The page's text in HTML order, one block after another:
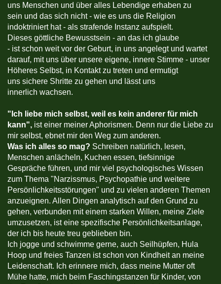
uns Menschen und über alles Lebendige erhaben zu
sein und das sich nicht - wie es uns die Religion
indoktriniert hat - als strafende Instanz aufspielt.
Dieses göttliche Bewusstsein - an das ich glaube
- ist schon weit vor der Geburt, in uns angelegt und wartet
darauf, mit uns über unsere eigene, innere Stimme - unser
Höheres Selbst, in Kontakt zu treten und ermutigt
uns sichere Shritte zu gehen und lässt uns
innerlich wachsen.
" Ich liebe mich selbst, weil es kein anderer für mich
kann", ist einer meiner Aphorismen. Denn nur die Liebe zu
mir selbst, ebnet mir den Weg zum anderen.
Was ich alles so mag? Schreiben natürlich, lesen,
Menschen anlächeln, Kuchen essen, tiefsinnige
Gespräche führen, und mir viel psychologisches Wissen
zum Thema "Narzissmus, Psychopathie und weitere
Persönlichkeitsstörungen" und zu vielen anderen Themen
anzueignen. Allen Dingen analytisch auf den Grund zu
gehen, verbunden mit einem starken Willen, meine Ziele
umzusetzen, ist eine spezifische Persönlichkeitsanlage,
der ich bis heute treu geblieben bin.
Ich jogge und schwimme gerne, auch Seilhüpfen, Hula
Hoop und freies Tanzen ist schon von Kindheit an meine
Leidenschaft. Ich erinnere mich, dass meine Mutter oft
Mühe hatte, mich beim Faschingstanzen für Kinder, von